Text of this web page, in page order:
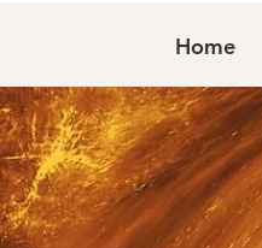
Home